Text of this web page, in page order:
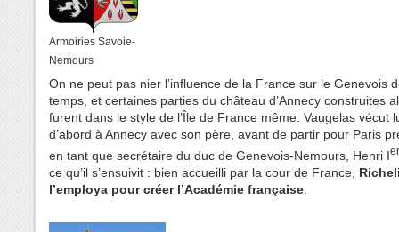
Armoiries Savoie-
Nemours
On ne peut pas nier l’influence de la France sur le Genevois
temps, et certaines parties du château d’Annecy construites
furent dans le style de l’Île de France même. Vaugelas vécut
d’abord à Annecy avec son père, avant de partir pour Paris
en tant que secrétaire du duc de Genevois-Nemours, Henri Ier
ce qu’il s’ensuivit : bien accueilli par la cour de France,
l’employa pour créer l’Académie française.